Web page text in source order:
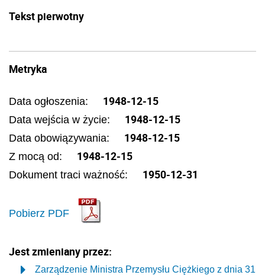
Tekst pierwotny
Metryka
Data ogłoszenia: 1948-12-15
Data wejścia w życie: 1948-12-15
Data obowiązywania: 1948-12-15
Z mocą od: 1948-12-15
Dokument traci ważność: 1950-12-31
Pobierz PDF
Jest zmieniany przez:
Zarządzenie Ministra Przemysłu Ciężkiego z dnia 31